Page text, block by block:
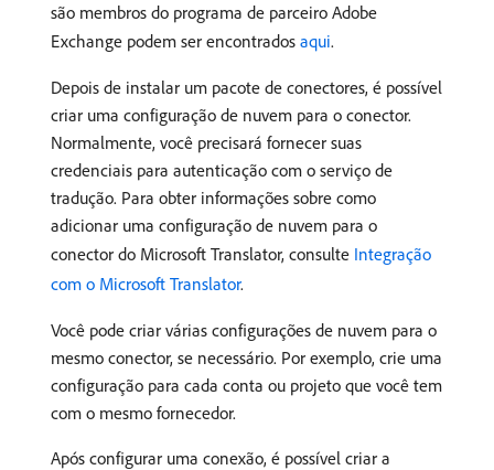
são membros do programa de parceiro Adobe
Exchange podem ser encontrados aqui.
Depois de instalar um pacote de conectores, é possível
criar uma configuração de nuvem para o conector.
Normalmente, você precisará fornecer suas
credenciais para autenticação com o serviço de
tradução. Para obter informações sobre como
adicionar uma configuração de nuvem para o
conector do Microsoft Translator, consulte Integração
com o Microsoft Translator.
Você pode criar várias configurações de nuvem para o
mesmo conector, se necessário. Por exemplo, crie uma
configuração para cada conta ou projeto que você tem
com o mesmo fornecedor.
Após configurar uma conexão, é possível criar a